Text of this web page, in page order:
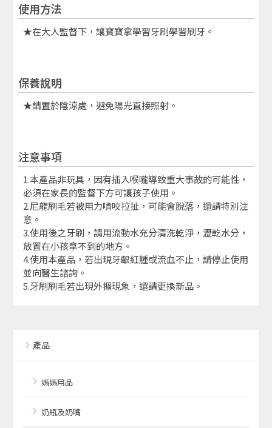
使用方法
★在大人監督下，讓寳寶拿學習牙刷學習刷牙。
保養說明
★請置於陰涼處，避免陽光直接照射。
注意事項
1.本產品非玩具，因有插入喉嚨導致重大事故的可能性，
必須在家長的監督下方可讓孩子使用。
2.尼龍刷毛若被用力啃咬拉扯，可能會脫落，還請特別注
意。
3.使用後之牙刷，請用流動水充分清洗乾淨，瀝乾水分，
放置在小孩拿不到的地方。
4.使用本產品，若出現牙齦紅腫或流血不止，請停止使用
並向醫生諮詢。
5.牙刷刷毛若出現外擴現象，還請更換新品。
產品
媽媽用品
奶瓶及奶嘴